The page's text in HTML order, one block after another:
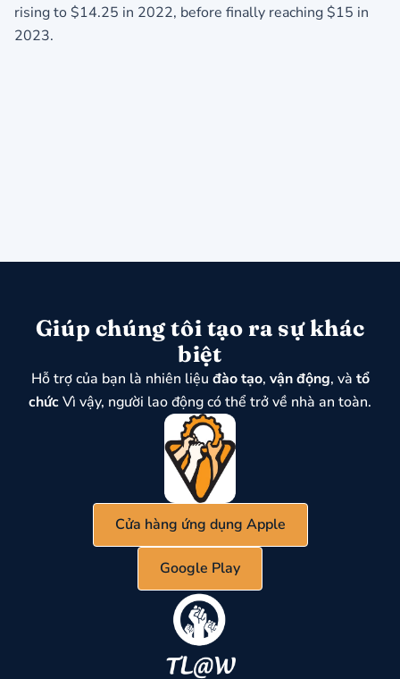
rising to $14.25 in 2022, before finally reaching $15 in
2023.
Giúp chúng tôi tạo ra sự khác
biệt
Hỗ trợ của bạn là nhiên liệu đào tạo, vận động, và tổ
chứcVì vậy, người lao động có thể trở về nhà an toàn.
Cửa hàng ứng dụng Apple
Google Play